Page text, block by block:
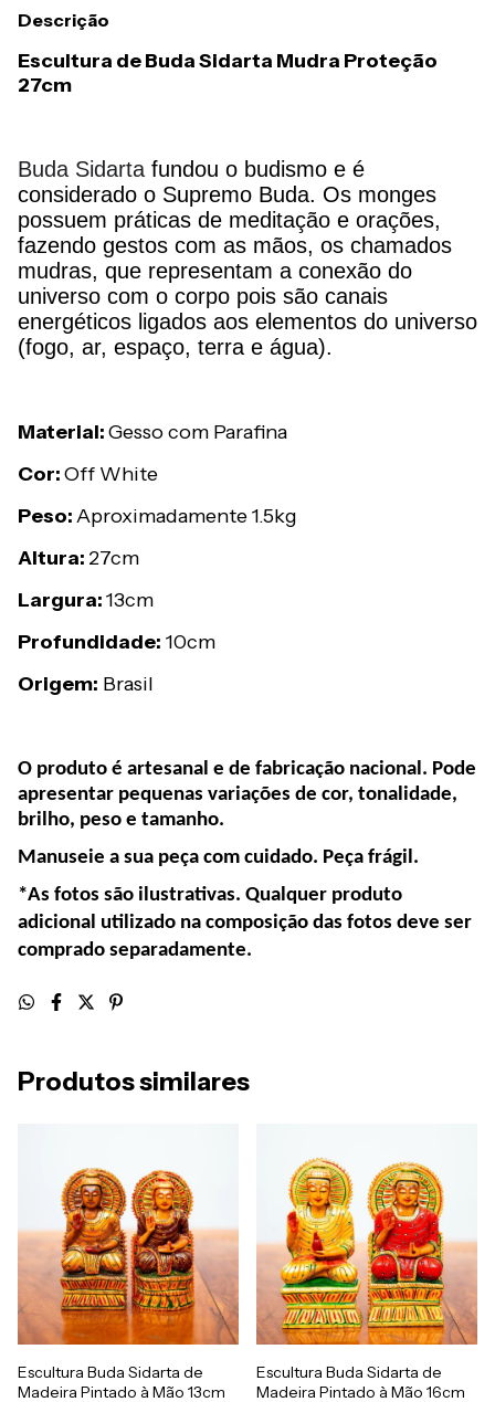
Descrição
Escultura de Buda Sidarta Mudra Proteção
27cm
Buda Sidarta fundou o budismo e é
considerado o Supremo Buda. Os monges
possuem práticas de meditação e orações,
fazendo gestos com as mãos, os chamados
mudras, que representam a conexão do
universo com o corpo pois são canais
energéticos ligados aos elementos do universo
(fogo, ar, espaço, terra e água).
Material:Gesso com Parafina
Cor:Off White
Peso:Aproximadamente 1.5kg
Altura: 27cm
Largura:13cm
Profundidade: 10cm
Origem: Brasil
O produto é artesanal e de fabricação nacional. Pode
apresentar pequenas variações de cor, tonalidade,
brilho, peso e tamanho.
Manuseie a sua peça com cuidado. Peça frágil.
*As fotos são ilustrativas. Qualquer produto
adicional utilizado na composição das fotos deve ser
comprado separadamente.
Produtos similares
Escultura Buda Sidarta de
Madeira Pintado à Mão 13cm
Escultura Buda Sidarta de
Madeira Pintado à Mão 16cm